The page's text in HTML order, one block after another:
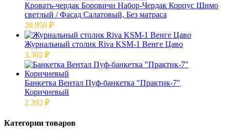
Кровать-чердак Боровичи Набор-Чердак Корпус Шимо
светлый / Фасад Салатовый, Без матраса
20.950 ₽
Журнальный столик Riva KSM-1 Венге Цаво
3.302 ₽
Банкетка Вентал Пуф-банкетка "Практик-7"
Коричневый
2.392 ₽
Категории товаров